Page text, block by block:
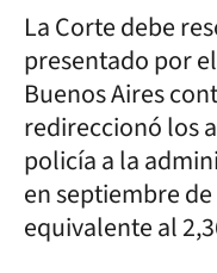
La Corte debe
presentado por
Buenos Aires
redireccionó los
policía a la
en septiembre
equivalente al